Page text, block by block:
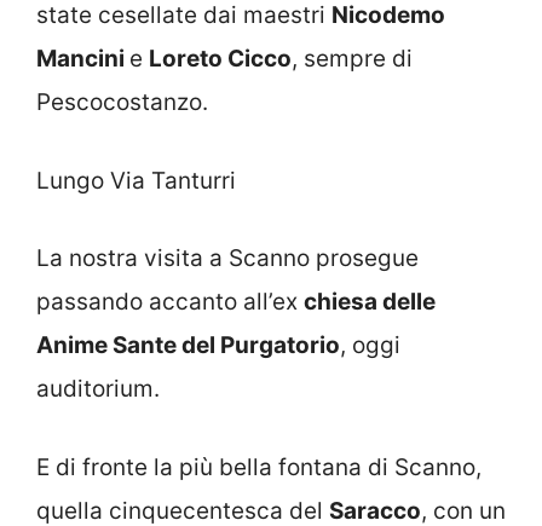
state cesellate dai maestri Nicodemo
Mancini e Loreto Cicco, sempre di
Pescocostanzo.
Lungo Via Tanturri
La nostra visita a Scanno prosegue
passando accanto all’ex chiesa delle
Anime Sante del Purgatorio, oggi
auditorium.
E di fronte la più bella fontana di Scanno,
quella cinquecentesca del Saracco, con un